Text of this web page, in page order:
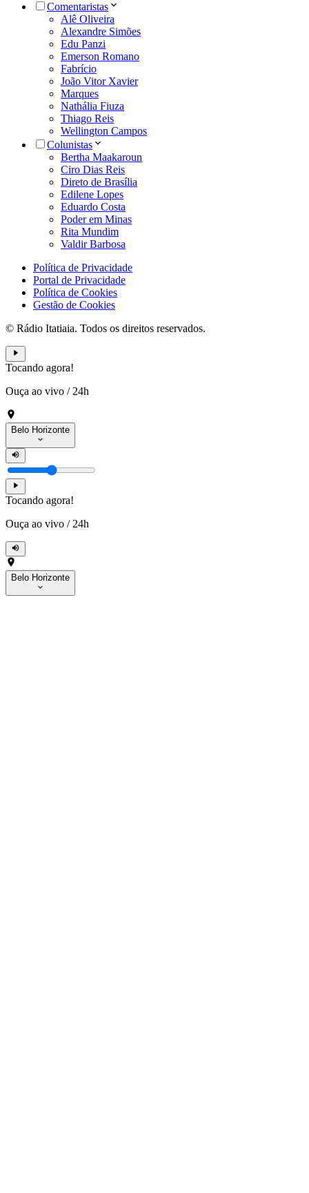
Comentaristas
Alê Oliveira
Alexandre Simões
Edu Panzi
Emerson Romano
Fabrício
João Vitor Xavier
Marques
Nathália Fiuza
Thiago Reis
Wellington Campos
Colunistas
Bertha Maakaroun
Ciro Dias Reis
Direto de Brasília
Edilene Lopes
Eduardo Costa
Poder em Minas
Rita Mundim
Valdir Barbosa
Política de Privacidade
Portal de Privacidade
Política de Cookies
Gestão de Cookies
© Rádio Itatiaia. Todos os direitos reservados.
Tocando agora!
Ouça ao vivo / 24h
Belo Horizonte
Tocando agora!
Ouça ao vivo / 24h
Belo Horizonte